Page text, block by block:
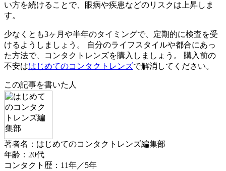
い方を続けることで、眼病や疾患などのリスクは上昇しま
す。
少なくとも3ヶ月や半年のタイミングで、定期的に検査を受
けるようしましょう。 自分のライフスタイルや都合にあっ
た方法で、コンタクトレンズを購入しましょう。 購入前の
不安ははじめてのコンタクトレンズで解消してください。
この記事を書いた人
著者名：はじめてのコンタクトレンズ編集部
年齢：20代
コンタクト歴：11年／5年